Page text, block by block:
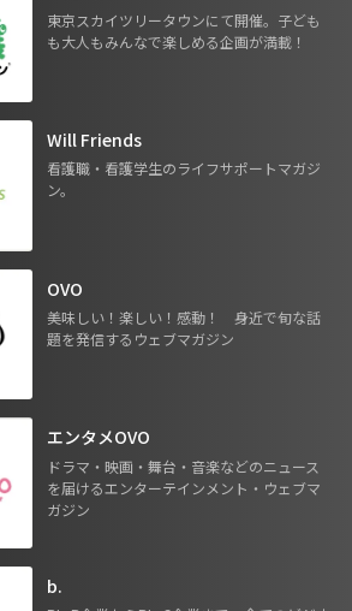
東京スカイツリータウンにて開催。子ども
も大人もみんなで楽しめる企画が満載！
Will Friends
看護職・看護学生のライフサポートマガジ
ン。
OVO
美味しい！楽しい！感動！ 身近で旬な話
題を発信するウェブマガジン
エンタメOVO
ドラマ・映画・舞台・音楽などのニュース
を届けるエンターテインメント・ウェブマ
ガジン
b.